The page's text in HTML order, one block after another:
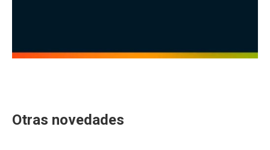
Otras novedades